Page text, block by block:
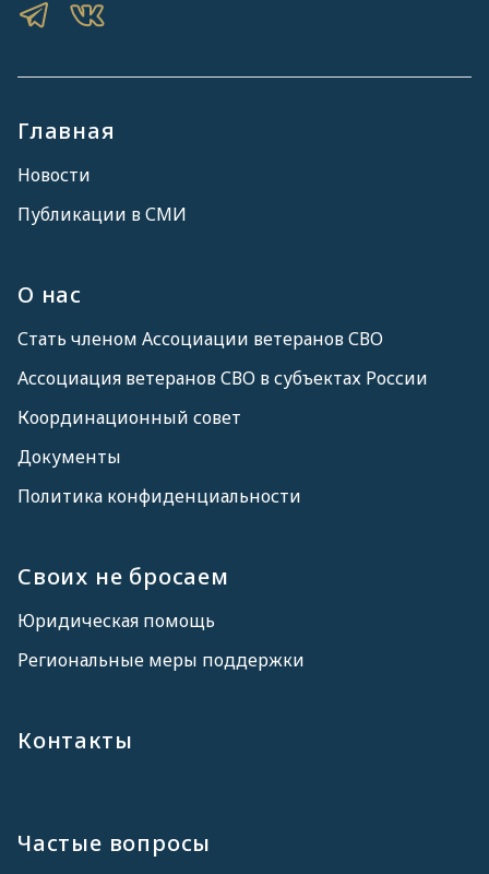
Главная
Новости
Публикации в СМИ
О нас
Стать членом Ассоциации ветеранов СВО
Ассоциация ветеранов СВО в субъектах России
Координационный совет
Документы
Политика конфиденциальности
Своих не бросаем
Юридическая помощь
Региональные меры поддержки
Контакты
Частые вопросы